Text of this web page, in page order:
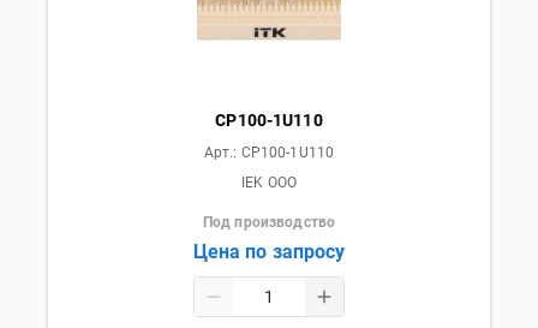
CP100-1U110
Арт.: CP100-1U110
IEK OOO
Под производство
Цена по запросу